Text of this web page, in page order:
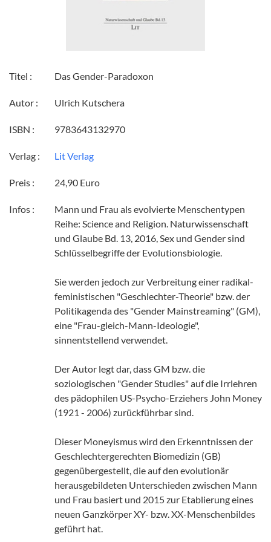
Titel : Das Gender-Paradoxon
Autor : Ulrich Kutschera
ISBN : 9783643132970
Verlag : Lit Verlag
Preis : 24,90 Euro
Infos :
Mann und Frau als evolvierte Menschentypen
Reihe: Science and Religion. Naturwissenschaft
und Glaube Bd. 13, 2016, Sex und Gender sind
Schlüsselbegriffe der Evolutionsbiologie.
Sie werden jedoch zur Verbreitung einer radikal-
feministischen "Geschlechter-Theorie" bzw. der
Politikagenda des "Gender Mainstreaming" (GM),
eine "Frau-gleich-Mann-Ideologie",
sinnentstellend verwendet.
Der Autor legt dar, dass GM bzw. die
soziologischen "Gender Studies" auf die Irrlehren
des pädophilen US-Psycho-Erziehers John Money
(1921 - 2006) zurückführbar sind.
Dieser Moneyismus wird den Erkenntnissen der
Geschlechtergerechten Biomedizin (GB)
gegenübergestellt, die auf den evolutionär
herausgebildeten Unterschieden zwischen Mann
und Frau basiert und 2015 zur Etablierung eines
neuen Ganzkörper XY- bzw. XX-Menschenbildes
geführt hat.